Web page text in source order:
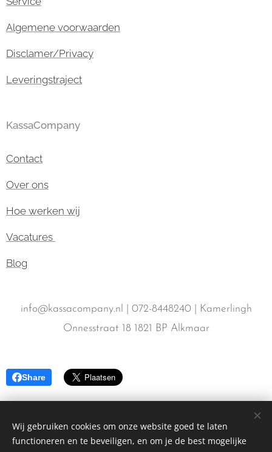
Algemene voorwaarden
Disclamer/Privacy
Leveringstraject
KassaCompany
Contact
Over ons
Hoe werken wij
Vacatures
Blog
info@kassacompany.nl | 072-8448240 | Kamerlingh
Onnesstraat 18 1821 BP Alkmaar
Share
KassaCompany 2025
Wij gebruiken cookies om onze website goed te laten
functioneren en te beveiligen, en om je de best mogelijke